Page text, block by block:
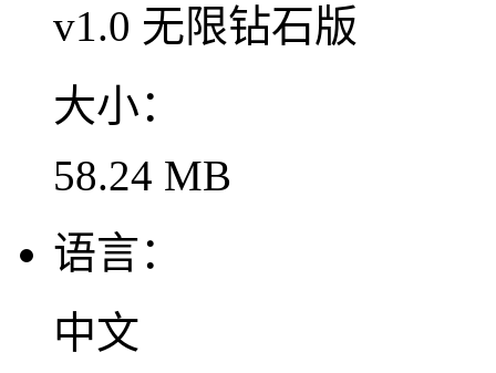
v1.0 无限钻石版
大小：
58.24 MB
语言：
中文